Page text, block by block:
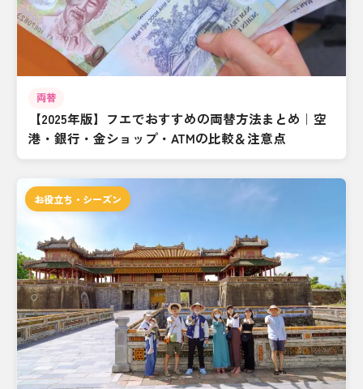
両替
【2025年版】フエでおすすめの両替方法まとめ｜空
港・銀行・金ショップ・ATMの比較＆注意点
お役立ち・シーズン